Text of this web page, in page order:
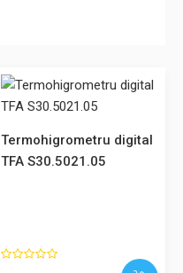
fi achizitionat si prin
Caracteristici ●
Termohigrometru digital
TFA S30.5021.05